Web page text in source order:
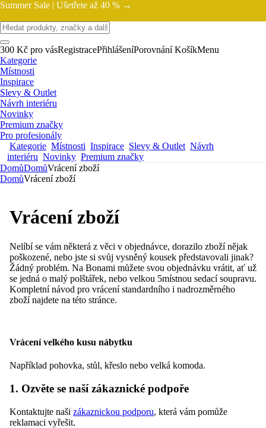
Summer Sale | Ušetřete až 40 % →
300 Kč pro vásRegistracePřihlášeníPorovnání KošíkMenu
Kategorie
Místnosti
Inspirace
Slevy & Outlet
Návrh interiéru
Novinky
Premium značky
Pro profesionály
Kategorie Místnosti Inspirace Slevy & Outlet Návrh
interiéru Novinky Premium značky
DomůDomůVrácení zboží
DomůVrácení zboží
Vrácení zboží
Nelíbí se vám některá z věci v objednávce, dorazilo zboží nějak
poškozené, nebo jste si svůj vysněný kousek představovali jinak?
Žádný problém. Na Bonami můžete svou objednávku vrátit, ať už
se jedná o malý polštářek, nebo velkou 5místnou sedací soupravu.
Kompletní návod pro vrácení standardního i nadrozměrného
zboží najdete na této stránce.
Vrácení velkého kusu nábytku
Například pohovka, stůl, křeslo nebo velká komoda.
1. Ozvěte se naší zákaznické podpoře
Kontaktujte naši zákaznickou podporu, která vám pomůže
reklamaci vyřešit.